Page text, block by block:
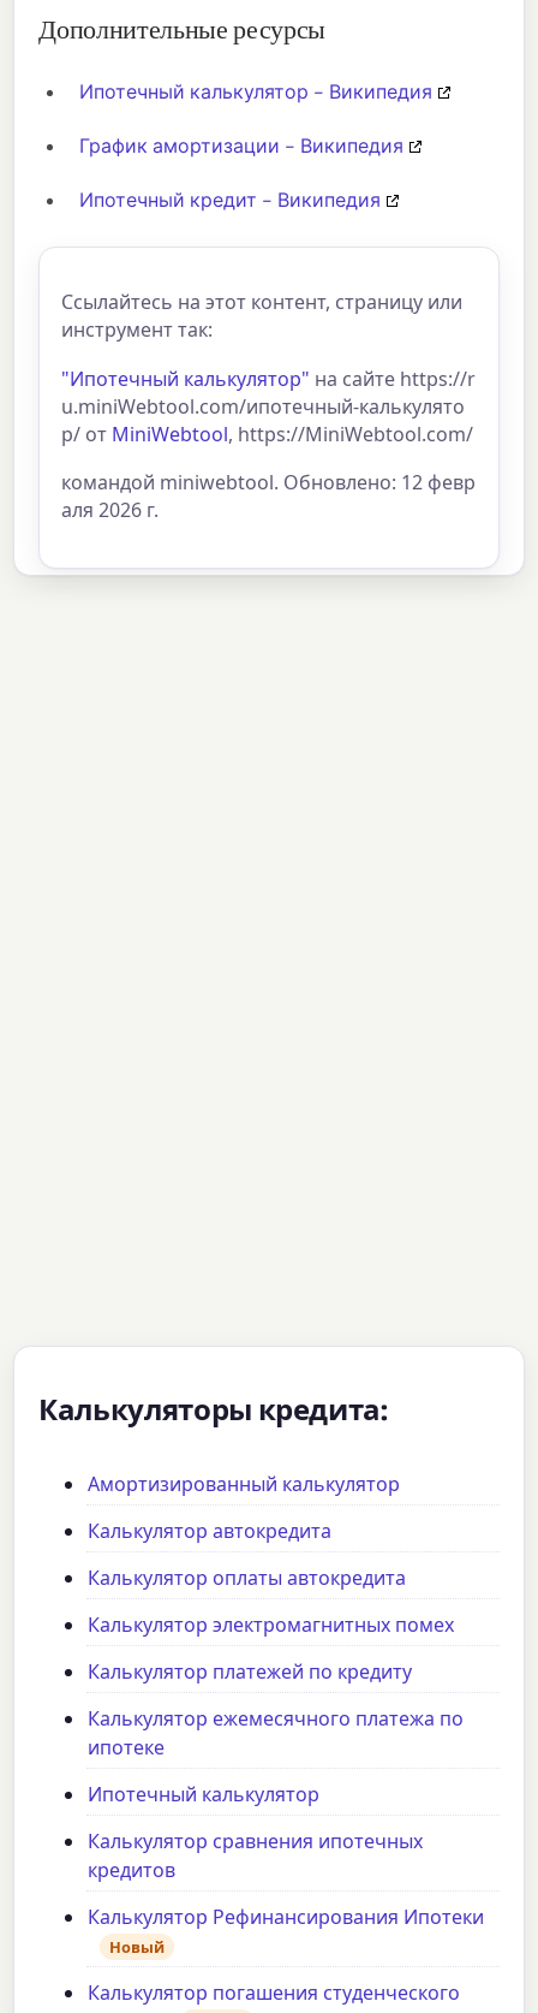
Дополнительные ресурсы
Ипотечный калькулятор - Википедия
График амортизации - Википедия
Ипотечный кредит - Википедия
Ссылайтесь на этот контент, страницу или
инструмент так:
"Ипотечный калькулятор" на сайте https://r
u.miniWebtool.com/ипотечный-калькулято
р/ от MiniWebtool, https://MiniWebtool.com/
командой miniwebtool. Обновлено: 12 февр
аля 2026 г.
Калькуляторы кредита:
Амортизированный калькулятор
Калькулятор автокредита
Калькулятор оплаты автокредита
Калькулятор электромагнитных помех
Калькулятор платежей по кредиту
Калькулятор ежемесячного платежа по
ипотеке
Ипотечный калькулятор
Калькулятор сравнения ипотечных
кредитов
Калькулятор Рефинансирования Ипотеки
Новый
Калькулятор погашения студенческого